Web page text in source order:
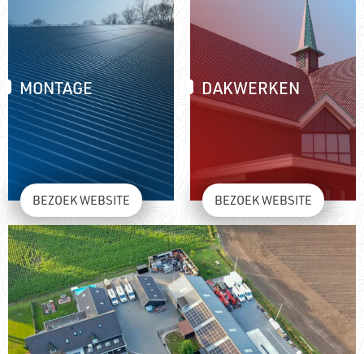
MONTAGE
BEZOEK WEBSITE
DAKWERKEN
BEZOEK WEBSITE